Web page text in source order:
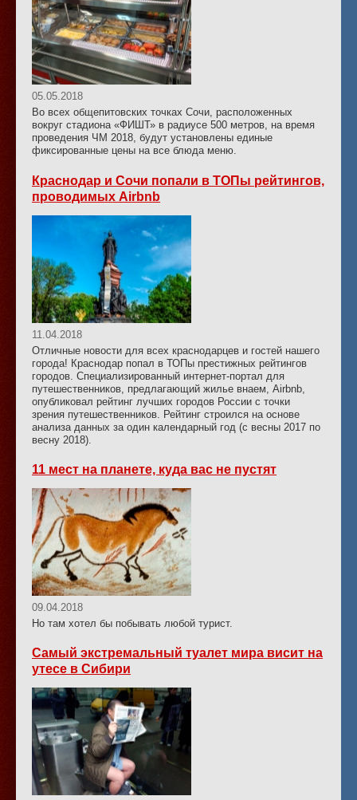
05.05.2018
Во всех общепитовских точках Сочи, расположенных
вокруг стадиона «ФИШТ» в радиусе 500 метров, на время
проведения ЧМ 2018, будут установлены единые
фиксированные цены на все блюда меню.
Краснодар и Сочи попали в ТОПы рейтингов,
проводимых Airbnb
11.04.2018
Отличные новости для всех краснодарцев и гостей нашего
города! Краснодар попал в ТОПы престижных рейтингов
городов. Специализированный интернет-портал для
путешественников, предлагающий жилье внаем, Airbnb,
опубликовал рейтинг лучших городов России с точки
зрения путешественников. Рейтинг строился на основе
анализа данных за один календарный год (с весны 2017 по
весну 2018).
11 мест на планете, куда вас не пустят
09.04.2018
Но там хотел бы побывать любой турист.
Самый экстремальный туалет мира висит на
утесе в Сибири